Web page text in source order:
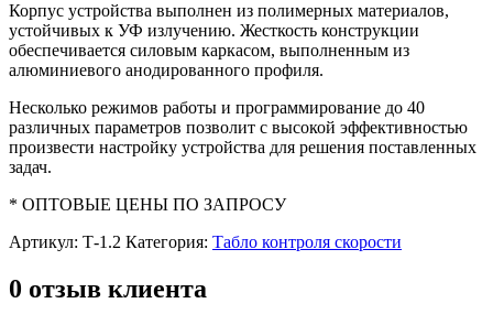
Корпус устройства выполнен из полимерных материалов,
устойчивых к УФ излучению. Жесткость конструкции
обеспечивается силовым каркасом, выполненным из
алюминиевого анодированного профиля.
Несколько режимов работы и программирование до 40
различных параметров позволит с высокой эффективностью
произвести настройку устройства для решения поставленных
задач.
* ОПТОВЫЕ ЦЕНЫ ПО ЗАПРОСУ
Артикул: Т-1.2 Категория: Табло контроля скорости
0 отзыв клиента